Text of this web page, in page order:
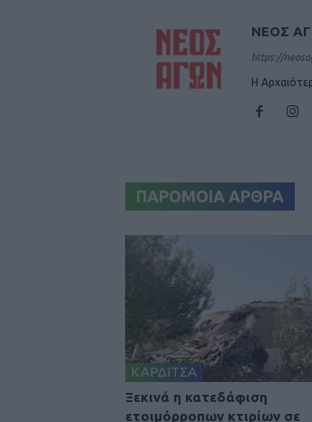
ΝΕΟΣ
https://
Η
ΠΑΡΟΜΟΙΑ ΑΡΘΡΑ
ΚΑΡΔΙΤΣΑ
Ξεκινά η κατεδάφιση
ετοιμόρροπων κτιρίων σε